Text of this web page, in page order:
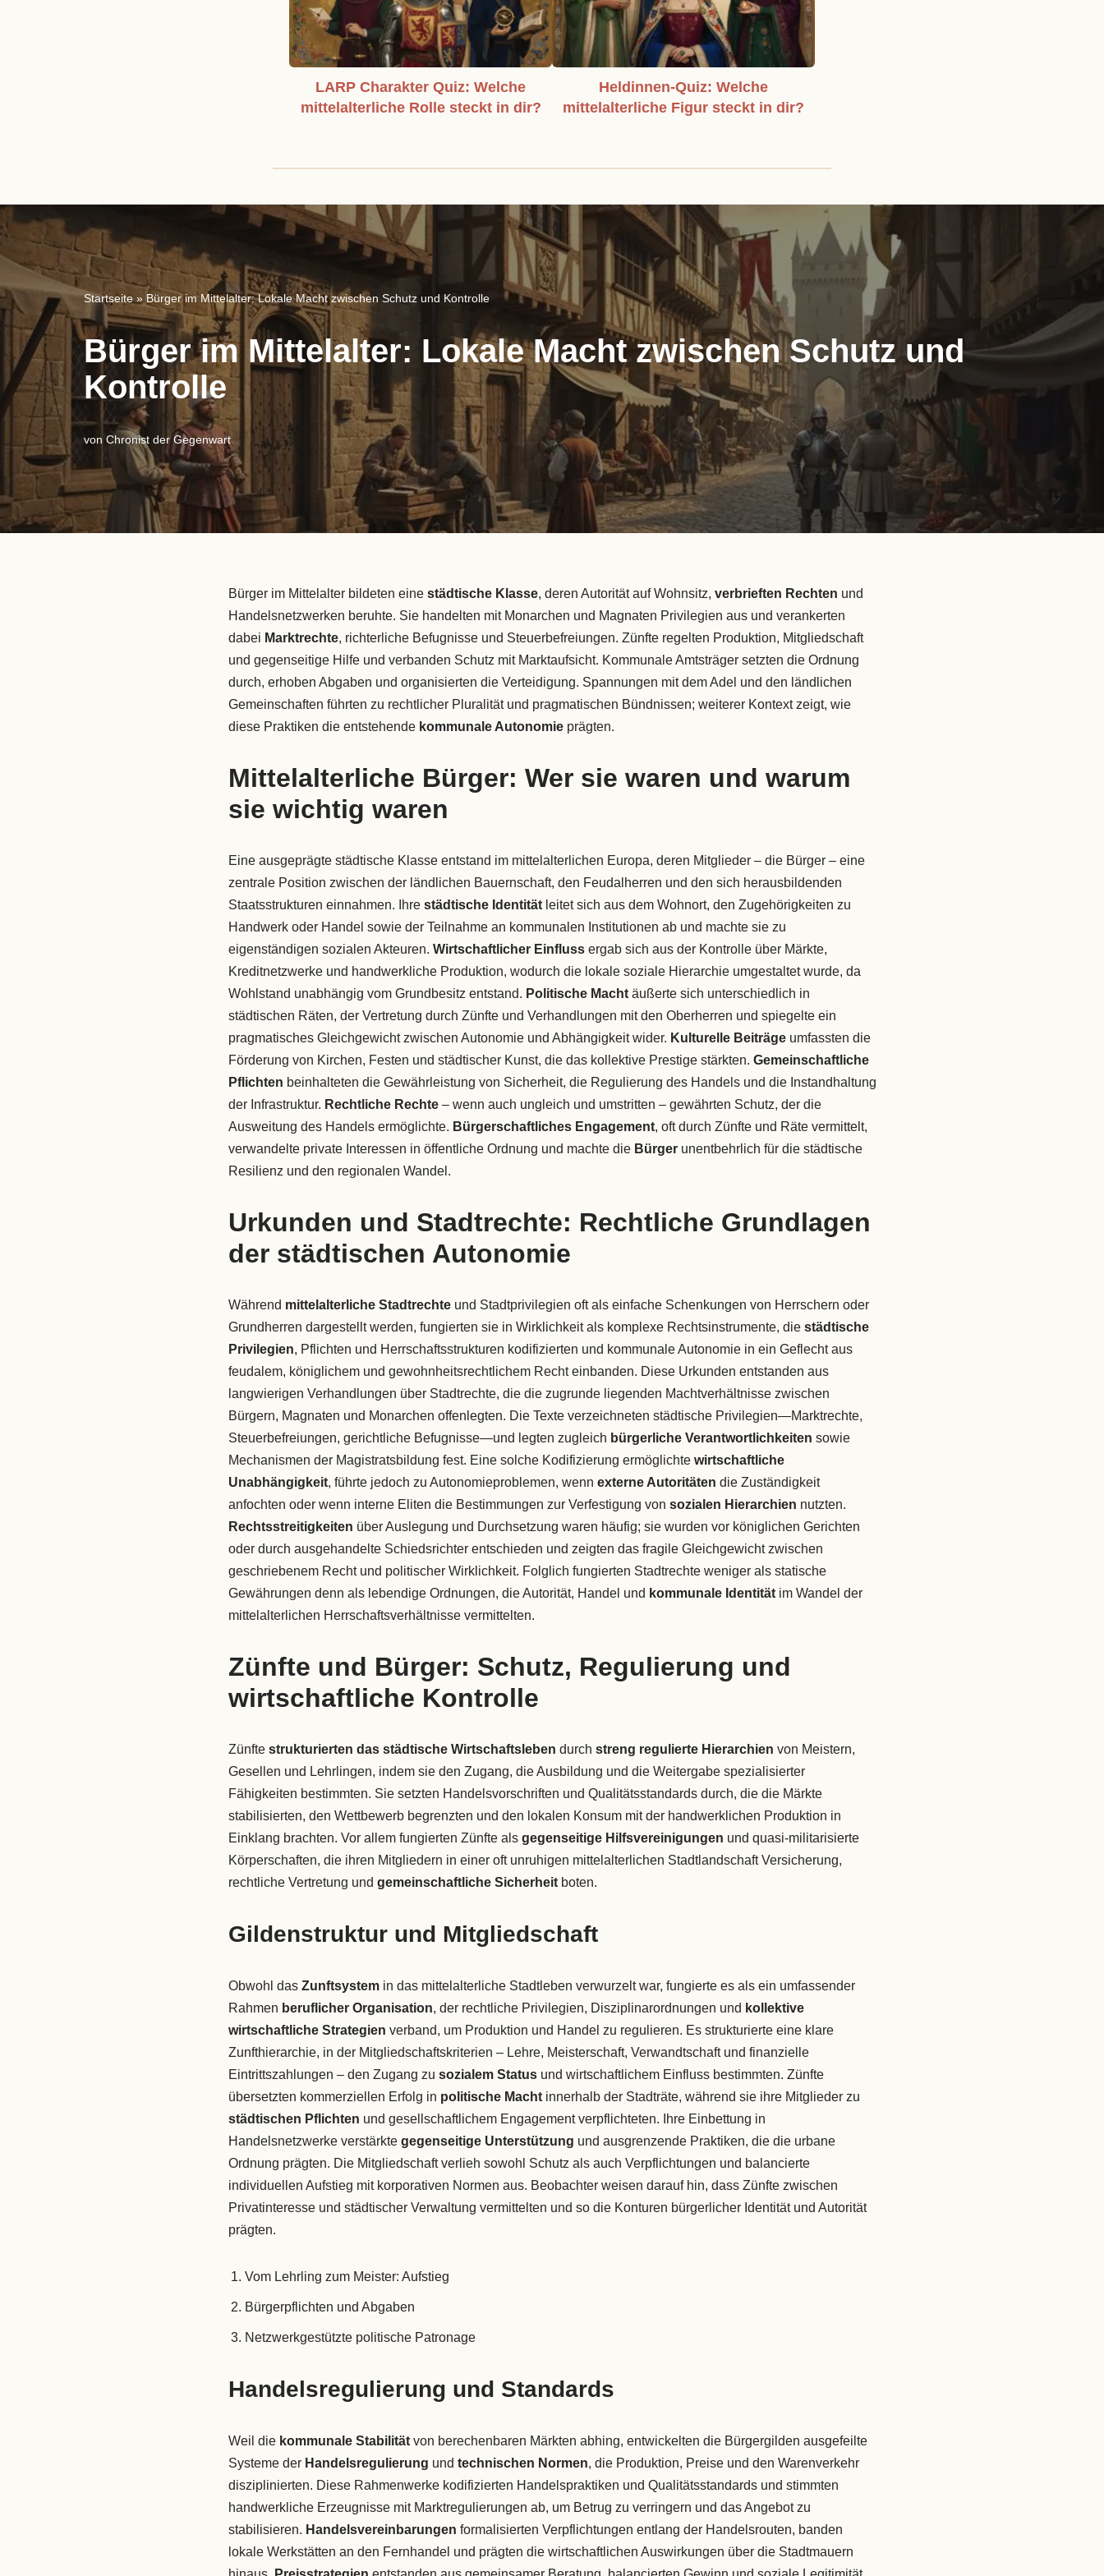
LARP Charakter Quiz: Welche
mittelalterliche Rolle steckt in dir?
Heldinnen-Quiz: Welche
mittelalterliche Figur steckt in dir?
Startseite » Bürger im Mittelalter: Lokale Macht zwischen Schutz und Kontrolle
Bürger im Mittelalter: Lokale Macht zwischen Schutz und
Kontrolle
von Chronist der Gegenwart
Bürger im Mittelalter bildeten eine städtische Klasse, deren Autorität auf Wohnsitz, verbrieften Rechten und
Handelsnetzwerken beruhte. Sie handelten mit Monarchen und Magnaten Privilegien aus und verankerten
dabei Marktrechte, richterliche Befugnisse und Steuerbefreiungen. Zünfte regelten Produktion, Mitgliedschaft
und gegenseitige Hilfe und verbanden Schutz mit Marktaufsicht. Kommunale Amtsträger setzten die Ordnung
durch, erhoben Abgaben und organisierten die Verteidigung. Spannungen mit dem Adel und den ländlichen
Gemeinschaften führten zu rechtlicher Pluralität und pragmatischen Bündnissen; weiterer Kontext zeigt, wie
diese Praktiken die entstehende kommunale Autonomieprägten.
Mittelalterliche Bürger: Wer sie waren und warum
sie wichtig waren
Eine ausgeprägte städtische Klasse entstand im mittelalterlichen Europa, deren Mitglieder – die Bürger – eine
zentrale Position zwischen der ländlichen Bauernschaft, den Feudalherren und den sich herausbildenden
Staatsstrukturen einnahmen. Ihre städtische Identitätleitet sich aus dem Wohnort, den Zugehörigkeiten zu
Handwerk oder Handel sowie der Teilnahme an kommunalen Institutionen ab und machte sie zu
eigenständigen sozialen Akteuren. Wirtschaftlicher Einflussergab sich aus der Kontrolle über Märkte,
Kreditnetzwerke und handwerkliche Produktion, wodurch die lokale soziale Hierarchie umgestaltet wurde, da
Wohlstand unabhängig vom Grundbesitz entstand. Politische Machtäußerte sich unterschiedlich in
städtischen Räten, der Vertretung durch Zünfte und Verhandlungen mit den Oberherren und spiegelte ein
pragmatisches Gleichgewicht zwischen Autonomie und Abhängigkeit wider. Kulturelle Beiträgeumfassten die
Förderung von Kirchen, Festen und städtischer Kunst, die das kollektive Prestige stärkten. Gemeinschaftliche
Pflichten beinhalteten die Gewährleistung von Sicherheit, die Regulierung des Handels und die Instandhaltung
der Infrastruktur. Rechtliche Rechte– wenn auch ungleich und umstritten – gewährten Schutz, der die
Ausweitung des Handels ermöglichte. Bürgerschaftliches Engagement, oft durch Zünfte und Räte vermittelt,
verwandelte private Interessen in öffentliche Ordnung und machte die Bürgerunentbehrlich für die städtische
Resilienz und den regionalen Wandel.
Urkunden und Stadtrechte: Rechtliche Grundlagen
der städtischen Autonomie
Während mittelalterliche Stadtrechteund Stadtprivilegien oft als einfache Schenkungen von Herrschern oder
Grundherren dargestellt werden, fungierten sie in Wirklichkeit als komplexe Rechtsinstrumente, die städtische
Privilegien, Pflichten und Herrschaftsstrukturen kodifizierten und kommunale Autonomie in ein Geflecht aus
feudalem, königlichem und gewohnheitsrechtlichem Recht einbanden. Diese Urkunden entstanden aus
langwierigen Verhandlungen über Stadtrechte, die die zugrunde liegenden Machtverhältnisse zwischen
Bürgern, Magnaten und Monarchen offenlegten. Die Texte verzeichneten städtische Privilegien—Marktrechte,
Steuerbefreiungen, gerichtliche Befugnisse—und legten zugleich bürgerliche Verantwortlichkeiten sowie
Mechanismen der Magistratsbildung fest. Eine solche Kodifizierung ermöglichte wirtschaftliche
Unabhängigkeit, führte jedoch zu Autonomieproblemen, wenn externe Autoritäten die Zuständigkeit
anfochten oder wenn interne Eliten die Bestimmungen zur Verfestigung von sozialen Hierarchien nutzten.
Rechtsstreitigkeiten über Auslegung und Durchsetzung waren häufig; sie wurden vor königlichen Gerichten
oder durch ausgehandelte Schiedsrichter entschieden und zeigten das fragile Gleichgewicht zwischen
geschriebenem Recht und politischer Wirklichkeit. Folglich fungierten Stadtrechte weniger als statische
Gewährungen denn als lebendige Ordnungen, die Autorität, Handel und kommunale Identitätim Wandel der
mittelalterlichen Herrschaftsverhältnisse vermittelten.
Zünfte und Bürger: Schutz, Regulierung und
wirtschaftliche Kontrolle
Zünfte strukturierten das städtische Wirtschaftsleben durch streng regulierte Hierarchien von Meistern,
Gesellen und Lehrlingen, indem sie den Zugang, die Ausbildung und die Weitergabe spezialisierter
Fähigkeiten bestimmten. Sie setzten Handelsvorschriften und Qualitätsstandards durch, die die Märkte
stabilisierten, den Wettbewerb begrenzten und den lokalen Konsum mit der handwerklichen Produktion in
Einklang brachten. Vor allem fungierten Zünfte als gegenseitige Hilfsvereinigungen und quasi-militarisierte
Körperschaften, die ihren Mitgliedern in einer oft unruhigen mittelalterlichen Stadtlandschaft Versicherung,
rechtliche Vertretung und gemeinschaftliche Sicherheitboten.
Gildenstruktur und Mitgliedschaft
Obwohl das Zunftsystemin das mittelalterliche Stadtleben verwurzelt war, fungierte es als ein umfassender
Rahmen beruflicher Organisation, der rechtliche Privilegien, Disziplinarordnungen und kollektive
wirtschaftliche Strategien verband, um Produktion und Handel zu regulieren. Es strukturierte eine klare
Zunfthierarchie, in der Mitgliedschaftskriterien – Lehre, Meisterschaft, Verwandtschaft und finanzielle
Eintrittszahlungen – den Zugang zu sozialem Statusund wirtschaftlichem Einfluss bestimmten. Zünfte
übersetzten kommerziellen Erfolg in politische Machtinnerhalb der Stadträte, während sie ihre Mitglieder zu
städtischen Pflichten und gesellschaftlichem Engagement verpflichteten. Ihre Einbettung in
Handelsnetzwerke verstärkte gegenseitige Unterstützung und ausgrenzende Praktiken, die die urbane
Ordnung prägten. Die Mitgliedschaft verlieh sowohl Schutz als auch Verpflichtungen und balancierte
individuellen Aufstieg mit korporativen Normen aus. Beobachter weisen darauf hin, dass Zünfte zwischen
Privatinteresse und städtischer Verwaltung vermittelten und so die Konturen bürgerlicher Identität und Autorität
prägten.
Vom Lehrling zum Meister: Aufstieg
Bürgerpflichten und Abgaben
Netzwerkgestützte politische Patronage
Handelsregulierung und Standards
Weil die kommunale Stabilitätvon berechenbaren Märkten abhing, entwickelten die Bürgergilden ausgefeilte
Systeme der Handelsregulierung und technischen Normen, die Produktion, Preise und den Warenverkehr
disziplinierten. Diese Rahmenwerke kodifizierten Handelspraktiken und Qualitätsstandards und stimmten
handwerkliche Erzeugnisse mit Marktregulierungen ab, um Betrug zu verringern und das Angebot zu
stabilisieren. Handelsvereinbarungen formalisierten Verpflichtungen entlang der Handelsrouten, banden
lokale Werkstätten an den Fernhandel und prägten die wirtschaftlichen Auswirkungen über die Stadtmauern